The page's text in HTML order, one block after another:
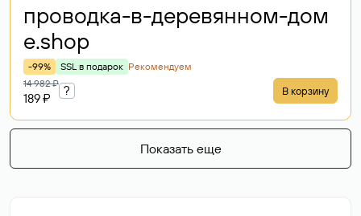
проводка-в-деревянном-дом
е.shop
-99% SSL в подарок Рекомендуем
14 982 ₽
189 ₽
? В корзину
Показать еще